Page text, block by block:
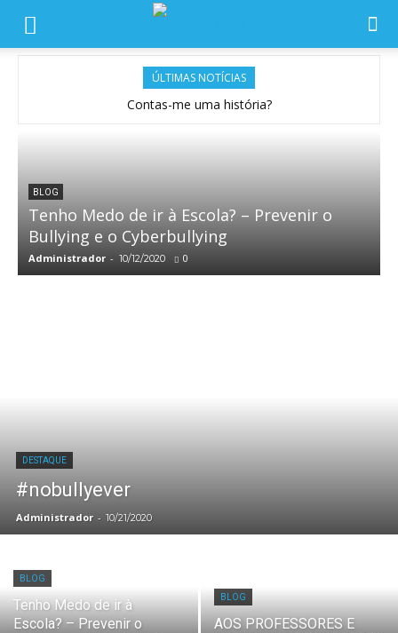
ÚLTIMAS NOTÍCIAS
Contas-me uma história?
BLOG
Tenho Medo de ir à Escola? – Prevenir o
Bullying e o Cyberbullying
Administrador - 10/12/2020 0
DESTAQUE
#nobullyever
Administrador - 10/21/2020
BLOG
Tenho Medo de ir à
Escola? – Prevenir o
BLOG
AOS PROFESSORES E